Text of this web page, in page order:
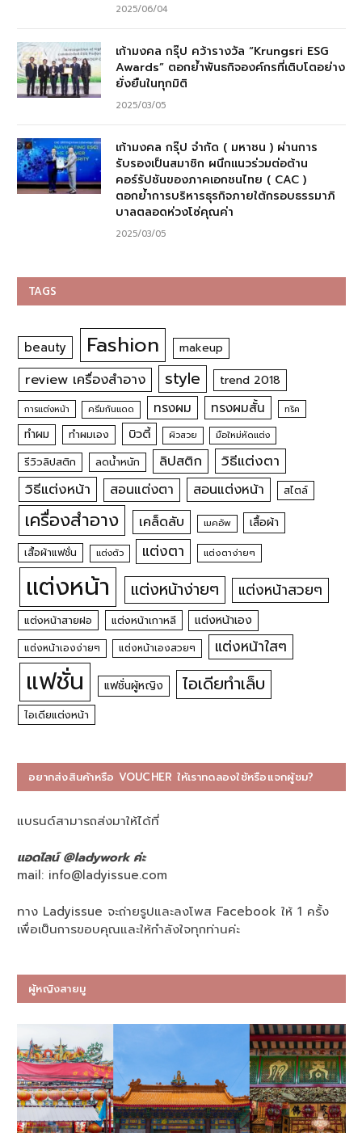
2025/06/04
เก้ามงคล กรุ๊ป คว้ารางวัล “Krungsri ESG
Awards” ตอกย้ำพันธกิจองค์กรที่เติบโตอย่าง
ยั่งยืนในทุกมิติ
2025/03/05
เก้ามงคล กรุ๊ป จำกัด ( มหาชน ) ผ่านการ
รับรองเป็นสมาชิก ผนึกแนวร่วมต่อต้าน
คอร์รัปชันของภาคเอกชนไทย ( CAC )
ตอกย้ำการบริหารธุรกิจภายใต้กรอบธรรมาภิ
บาลตลอดห่วงโซ่คุณค่า
2025/03/05
TAGS
beauty Fashion makeup
review เครื่องสำอาง style trend 2018
การแต่งหน้า ครีมกันแดด ทรงผม ทรงผมสั้น ทริค
ทำผม ทำผมเอง บิวตี้ ผิวสวย มือใหม่หัดแต่ง
รีวิวลิปสติก ลดน้ำหนัก ลิปสติก
วิธีแต่งตา
วิธีแต่งหน้า
สอนแต่งตา สอนแต่งหน้า สไตล์
เครื่องสำอาง เคล็ดลับ เมคอัพ เสื้อผ้า
เสื้อผ้าแฟชั่น แต่งตัว แต่งตา แต่งตาง่ายๆ
แต่งหน้า แต่งหน้าง่ายๆ แต่งหน้าสวยๆ
แต่งหน้าสายฝอ แต่งหน้าเกาหลี แต่งหน้าเอง
แต่งหน้าเองง่ายๆ แต่งหน้าเองสวยๆ แต่งหน้าใสๆ
แฟชั่น แฟชั่นผู้หญิง ไอเดียทำเล็บ
ไอเดียแต่งหน้า
อยากส่งสินค้าหรือ VOUCHER ให้เราทดลองใช้หรือแจกผู้ชม?
แบรนด์สามารถส่งมาให้ได้ที่
แอดไลน์ @ladywork ค่ะ
mail: info@ladyissue.com
ทาง Ladyissue จะถ่ายรูปและลงโพส Facebook ให้ 1 ครั้ง
เพื่อเป็นการขอบคุณและให้กำลังใจทุกท่านค่ะ
ผู้หญิงสายมู